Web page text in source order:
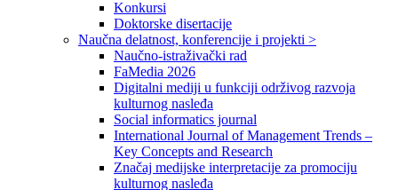
Konkursi
Doktorske disertacije
Naučna delatnost, konferencije i projekti >
Naučno-istraživački rad
FaMedia 2026
Digitalni mediji u funkciji održivog razvoja
kulturnog nasleđa
Social informatics journal
International Journal of Management Trends –
Key Concepts and Research
Značaj medijske interpretacije za promociju
kulturnog nasleđa